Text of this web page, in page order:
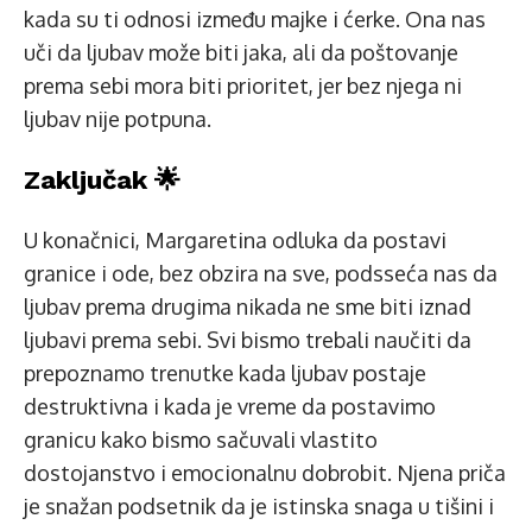
kada su ti odnosi između majke i ćerke. Ona nas
uči da ljubav može biti jaka, ali da poštovanje
prema sebi mora biti prioritet, jer bez njega ni
ljubav nije potpuna.
Zaključak 🌟
U konačnici, Margaretina odluka da postavi
granice i ode, bez obzira na sve, podsseća nas da
ljubav prema drugima nikada ne sme biti iznad
ljubavi prema sebi. Svi bismo trebali naučiti da
prepoznamo trenutke kada ljubav postaje
destruktivna i kada je vreme da postavimo
granicu kako bismo sačuvali vlastito
dostojanstvo i emocionalnu dobrobit. Njena priča
je snažan podsetnik da je istinska snaga u tišini i